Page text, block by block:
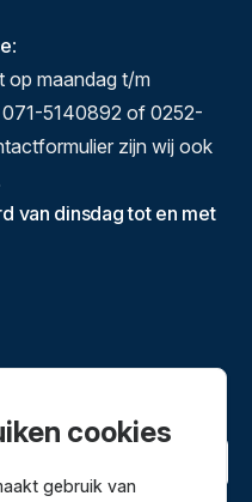
:
op maandag t/m
5140892 of 0252-
zijn wij ook
van dinsdag tot en met
ontbinden
cookies
gebruik van